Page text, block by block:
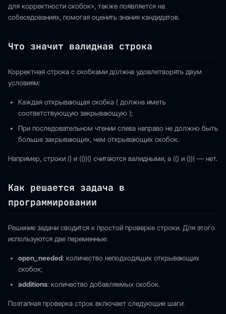
для корректности скобок», также появляется на
собеседованиях, помогая оценить знания кандидатов.
Что значит валидная строка
Корректная строка с скобками должна удовлетворять двум
условиям:
Каждая открывающая скобка ( должна иметь
соответствующую закрывающую );
При последовательном чтении слева направо не должно быть
больше закрывающих, чем открывающих скобок.
Например, строки () и (())() считаются валидными, а (() и ())( — нет.
Как решается задача в
программировании
Решение задачи сводится к простой проверке строки. Для этого
используются две переменные:
open_needed: количество неподходящих открывающих
скобок;
additions: количество добавляемых скобок.
Поэтапная проверка строк включает следующие шаги: